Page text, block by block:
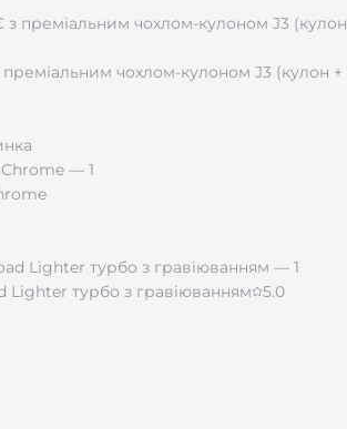
преміальним чохлом-кулоном J3 (кулон +
Lighter турбо з гравіюванням
5.0